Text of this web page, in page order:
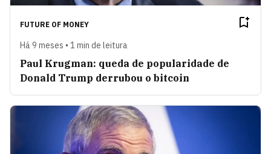
FUTURE OF MONEY
Há 9 meses • 1 min de leitura
Paul Krugman: queda de popularidade de
Donald Trump derrubou o bitcoin